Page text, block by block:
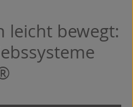
leicht bewegt: